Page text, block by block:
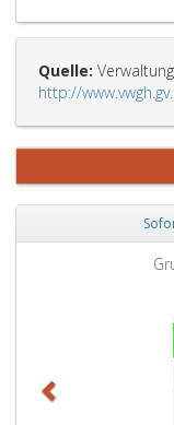
Quelle:
http://